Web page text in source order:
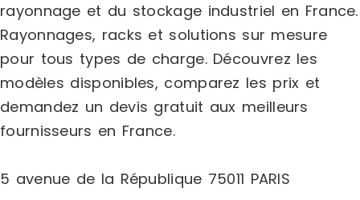
rayonnage et du stockage industriel en France.
Rayonnages, racks et solutions sur mesure
pour tous types de charge. Découvrez les
modèles disponibles, comparez les prix et
demandez un devis gratuit aux meilleurs
fournisseurs en France.
5 avenue de la République 75011 PARIS